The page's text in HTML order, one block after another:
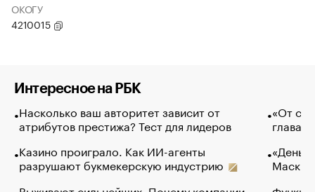
ОКОГУ
4210015
Интересное на РБК
Насколько ваш авторитет зависит от
атрибутов престижа? Тест для лидеров
Казино проиграло. Как ИИ-агенты
разрушают букмекерскую индустрию
«От
глава
Маск в